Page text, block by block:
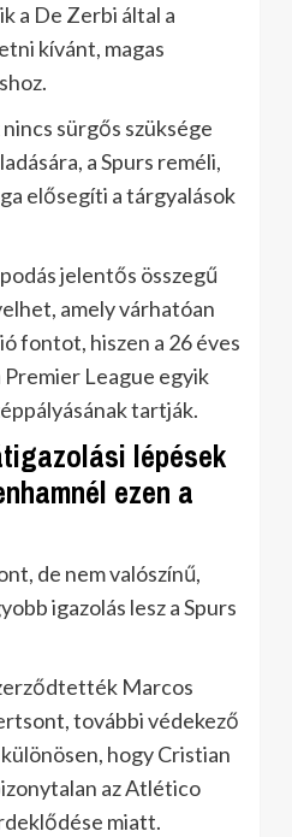
a De Zerbi által a
kívánt, magas
sürgős szüksége
a Spurs reméli,
elősegíti a tárgyalások
jelentős összegű
amely várhatóan
fontot, hiszen a 26 éves
League egyik
tartják.
lépések
ezen a
de nem valószínű,
igazolás lesz a Spurs
Marcos
további védekező
hogy Cristian
az Atlético
miatt.